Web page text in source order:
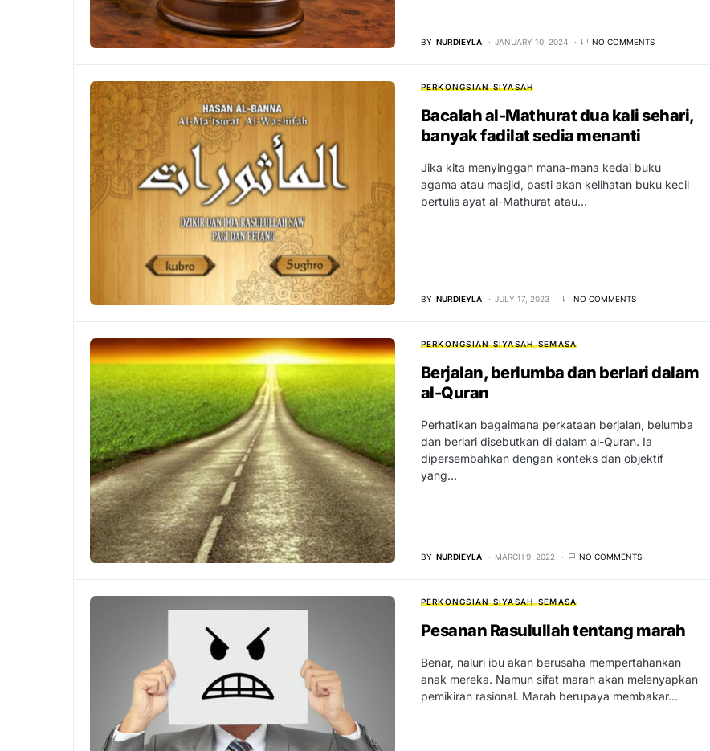
BY NURDIEYLA JANUARY 10, 2024 NO COMMENTS
PERKONGSIAN SIYASAH
Bacalah al-Mathurat dua kali sehari,
banyak fadilat sedia menanti
Jika kita menyinggah mana-mana kedai buku
agama atau masjid, pasti akan kelihatan buku kecil
bertulis ayat al-Mathurat atau…
BY NURDIEYLA JULY 17, 2023 NO COMMENTS
PERKONGSIAN SIYASAH SEMASA
Berjalan, berlumba dan berlari dalam
al-Quran
Perhatikan bagaimana perkataan berjalan, belumba
dan berlari disebutkan di dalam al-Quran. Ia
dipersembahkan dengan konteks dan objektif
yang…
BY NURDIEYLA MARCH 9, 2022 NO COMMENTS
PERKONGSIAN SIYASAH SEMASA
Pesanan Rasulullah tentang marah
Benar, naluri ibu akan berusaha mempertahankan
anak mereka. Namun sifat marah akan melenyapkan
pemikiran rasional. Marah berupaya membakar…